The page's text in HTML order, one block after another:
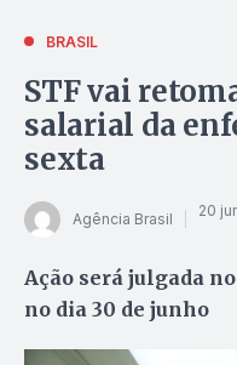
BRASIL
STF vai
salarial da
sexta
Agência Brasil 20
Ação será julgada
no dia 30 de junho